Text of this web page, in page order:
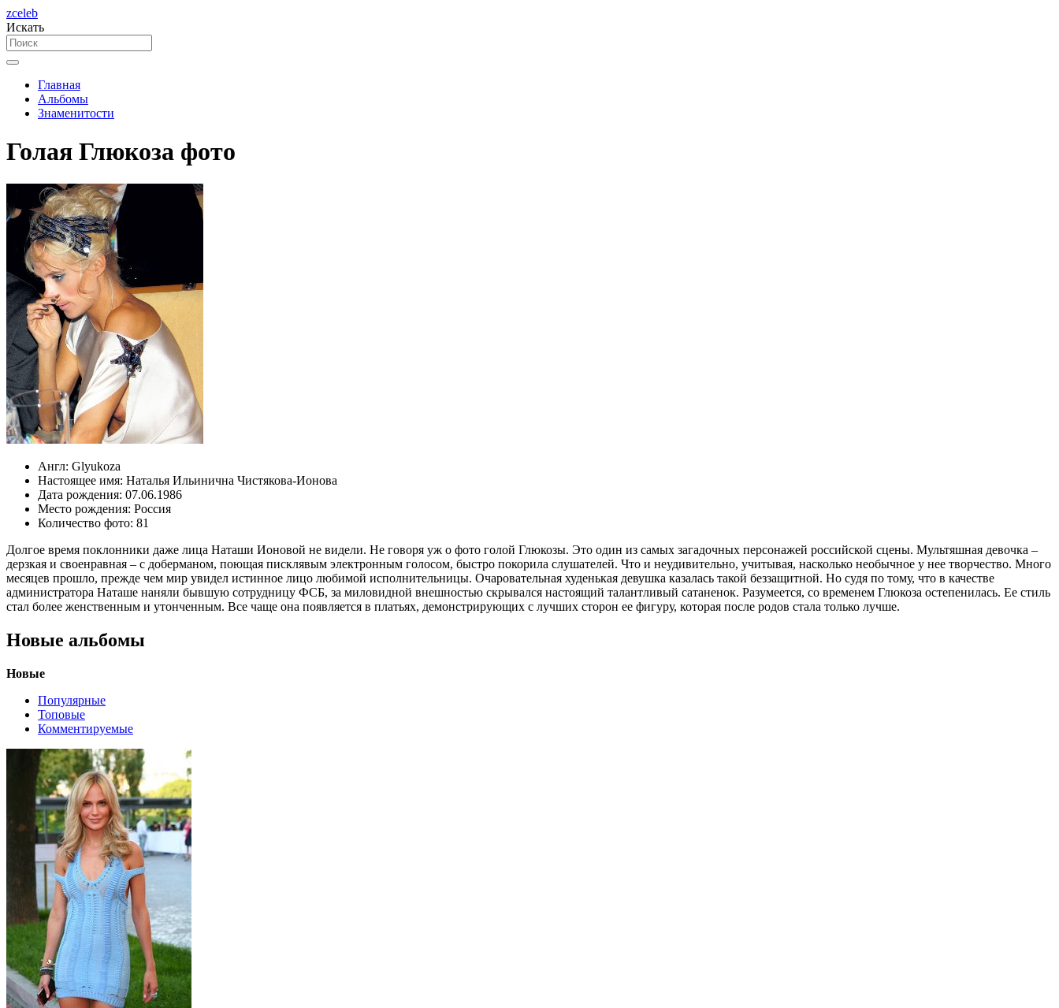
zceleb
Искать
Главная
Альбомы
Знаменитости
Голая Глюкоза фото
Англ: Glyukoza
Настоящее имя: Наталья Ильинична Чистякова-Ионова
Дата рождения: 07.06.1986
Место рождения: Россия
Количество фото: 81
Долгое время поклонники даже лица Наташи Ионовой не видели. Не говоря уж о фото голой Глюкозы. Это один из самых загадочных персонажей российской сцены. Мультяшная девочка –
дерзкая и своенравная – с доберманом, поющая писклявым электронным голосом, быстро покорила слушателей. Что и неудивительно, учитывая, насколько необычное у нее творчество. Много
месяцев прошло, прежде чем мир увидел истинное лицо любимой исполнительницы. Очаровательная худенькая девушка казалась такой беззащитной. Но судя по тому, что в качестве
администратора Наташе наняли бывшую сотрудницу ФСБ, за миловидной внешностью скрывался настоящий талантливый сатаненок. Разумеется, со временем Глюкоза остепенилась. Ее стиль
стал более женственным и утонченным. Все чаще она появляется в платьях, демонстрирующих с лучших сторон ее фигуру, которая после родов стала только лучше.
Новые альбомы
Новые
Популярные
Топовые
Комментируемые